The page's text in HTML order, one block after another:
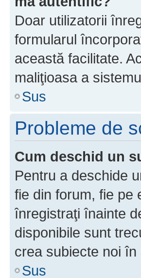
Doar utilizatorii
formularul
această facilitate.
maliţioasa a
Sus
Probleme de
Cum deschid un
Pentru a deschide
fie din forum, fie pe
înregistraţi înainte
disponibile sunt
crea subiecte noi
Sus